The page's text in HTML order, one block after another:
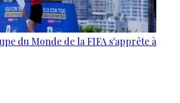
du Monde de la FIFA s'apprête à